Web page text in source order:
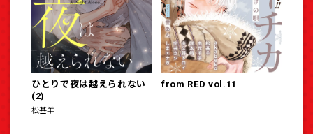
ひとりで夜は越えられない
(2)
松基羊
from RED vol.11